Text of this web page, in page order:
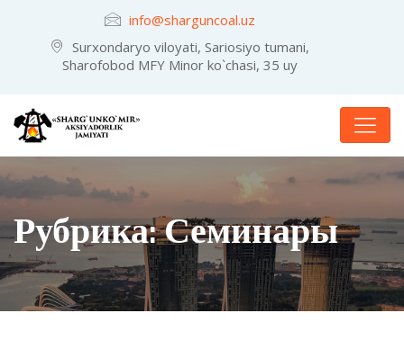
info@sharguncoal.uz
Surxondaryo viloyati, Sariosiyo tumani,
Sharofobod MFY Minor ko`chasi, 35 uy
Рубрика:Семинары